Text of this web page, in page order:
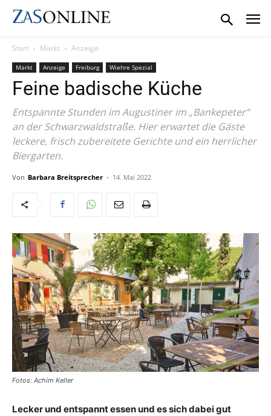
Start Markt Anzeige
Markt Anzeige Freiburg Wiehre Spezial
Feine badische Küche
Entspannte Stunden im Augustiner im „Bankepeter“
an der Schwarzwaldstraße. Hier erwartet die Gäste
leckere, frisch zubereitete Gerichte und ein herrlicher
Biergarten.
Von Barbara Breitsprecher - 14. Mai 2022
Fotos: Achim Keller
Lecker und entspannt essen und es sich dabei gut